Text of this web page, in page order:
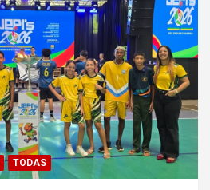
TODAS